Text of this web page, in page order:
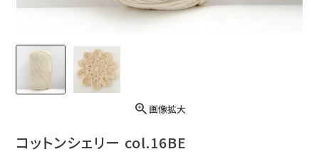
画像拡大
コットンシェリー col.16BE